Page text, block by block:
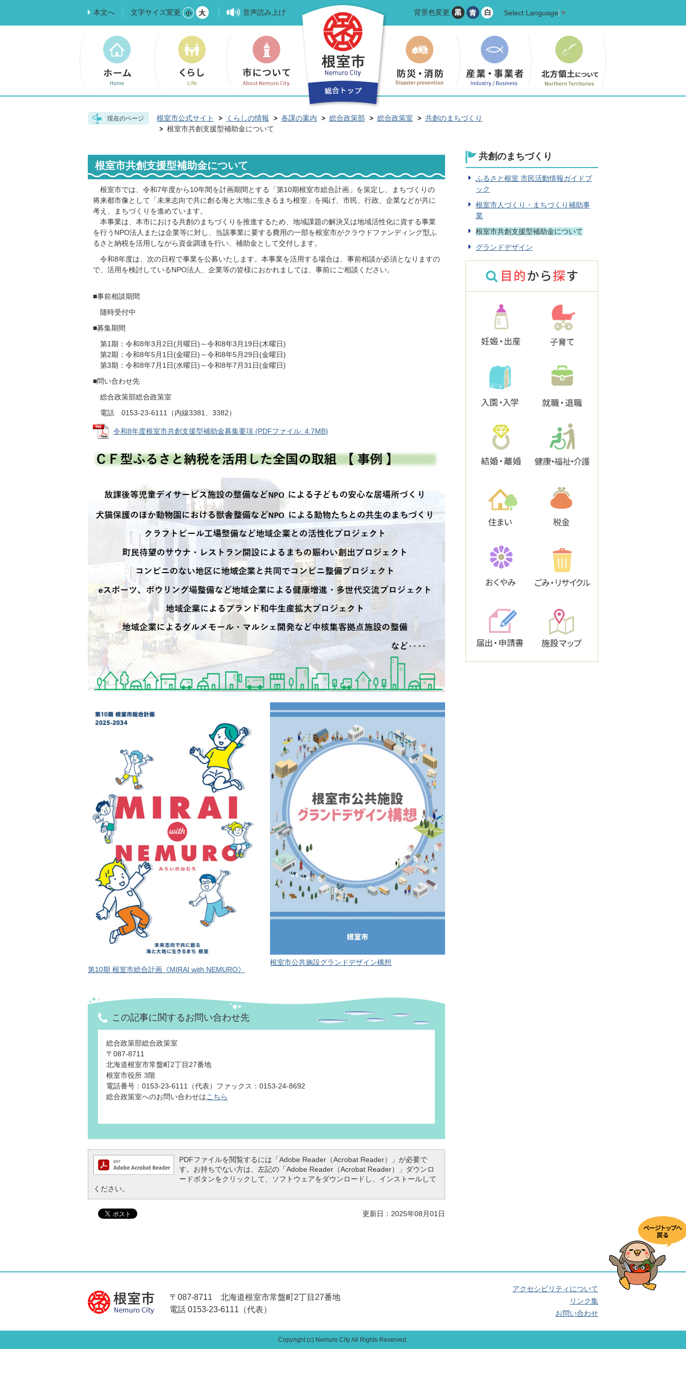
本文へ 文字サイズ変更 音声読み上げ 背景色変更 Select Language ▼
現在のページ 根室市公式サイト くらしの情報 各課の案内 総合政策部 総合政策室
共創のまちづくり
根室市共創支援型補助金について
根室市共創支援型補助金について
根室市では、令和7年度から10年間を計画期間とする「第10期根室市総合計画」を策定し、まちづくりの
将来都市像として「未来志向で共に創る海と大地に生きるまち根室」を掲げ、市民、行政、企業などが共に
考え、まちづくりを進めています。
本事業は、本市における共創のまちづくりを推進するため、地域課題の解決又は地域活性化に資する事業
を行うNPO法人または企業等に対し、当該事業に要する費用の一部を根室市がクラウドファンディング型ふ
るさと納税を活用しながら資金調達を行い、補助金として交付します。
令和8年度は、次の日程で事業を公募いたします。本事業を活用する場合は、事前相談が必須となりますの
で、活用を検討しているNPO法人、企業等の皆様におかれましては、事前にご相談ください。
■事前相談期間
随時受付中
■募集期間
第1期：令和8年3月2日(月曜日)～令和8年3月19日(木曜日)
第2期：令和8年5月1日(金曜日)～令和8年5月29日(金曜日)
第3期：令和8年7月1日(水曜日)～令和8年7月31日(金曜日)
■問い合わせ先
総合政策部総合政策室
電話 0153-23-6111（内線3381、3382）
令和8年度根室市共創支援型補助金募集要項 (PDFファイル: 4.7MB)
第10期 根室市総合計画《MIRAI with NEMURO》
根室市公共施設グランドデザイン構想
この記事に関するお問い合わせ先
総合政策部総合政策室
〒087-8711
北海道根室市常盤町2丁目27番地
根室市役所 3階
電話番号：0153-23-6111（代表）ファックス：0153-24-8692
総合政策室へのお問い合わせはこちら
PDFファイルを閲覧するには「Adobe Reader（Acrobat Reader）」が必要で
す。お持ちでない方は、左記の「Adobe Reader（Acrobat Reader）」ダウンロ
ードボタンをクリックして、ソフトウェアをダウンロードし、インストールして
ください。
更新日：2025年08月01日
共創のまちづくり
ふるさと根室 市民活動情報ガイドブ
ック
根室市人づくり・まちづくり補助事
業
根室市共創支援型補助金について
グランドデザイン
〒087-8711 北海道根室市常盤町2丁目27番地
電話 0153-23-6111（代表）
アクセシビリティについて
リンク集
お問い合わせ
Copyright (c) Nemuro City All Rights Reserved.